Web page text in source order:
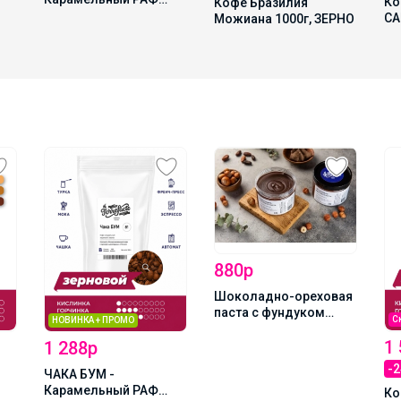
Можиана 1000г, ЗЕРНО
НОВИНКА + ПРОМО
1 288р
ЧАКА БУМ -
Карамельный РАФ
880р
Шоколадно-ореховая
паста с фундуком
1
-